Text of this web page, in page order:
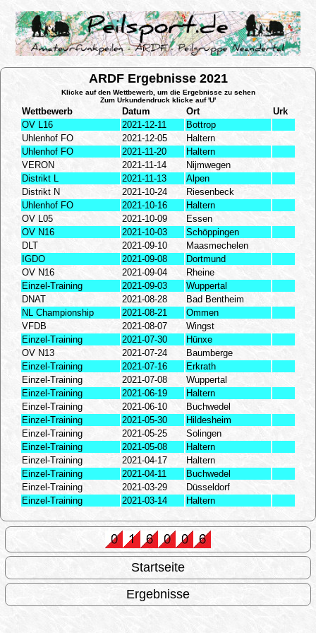
ARDF Ergebnisse 2021
Klicke auf den Wettbewerb, um die Ergebnisse zu sehen
Zum Urkundendruck klicke auf 'U'
Wettbewerb Datum Ort
Urk
OV L16
2021-12-11
Bottrop
Uhlenhof FO
2021-12-05
Haltern
Uhlenhof FO
2021-11-20
Haltern
VERON
2021-11-14
Nijmwegen
Distrikt L
2021-11-13
Alpen
Distrikt N
2021-10-24
Riesenbeck
Uhlenhof FO
2021-10-16
Haltern
OV L05
2021-10-09
Essen
OV N16
2021-10-03
Schöppingen
DLT
2021-09-10
Maasmechelen
IGDO
2021-09-08
Dortmund
OV N16
2021-09-04
Rheine
Einzel-Training
2021-09-03
Wuppertal
DNAT
2021-08-28
Bad Bentheim
NL Championship
2021-08-21
Ommen
VFDB
2021-08-07
Wingst
Einzel-Training
2021-07-30
Hünxe
OV N13
2021-07-24
Baumberge
Einzel-Training
2021-07-16
Erkrath
Einzel-Training
2021-07-08
Wuppertal
Einzel-Training
2021-06-19
Haltern
Einzel-Training
2021-06-10
Buchwedel
Einzel-Training
2021-05-30
Hildesheim
Einzel-Training
2021-05-25
Solingen
Einzel-Training
2021-05-08
Haltern
Einzel-Training
2021-04-17
Haltern
Einzel-Training
2021-04-11
Buchwedel
Einzel-Training
2021-03-29
Düsseldorf
Einzel-Training
2021-03-14 Haltern
Startseite
Ergebnisse